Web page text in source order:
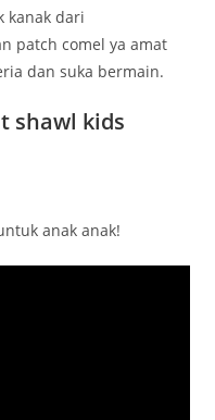
kanak dari
patch comel ya amat
dan suka bermain.
shawl kids
anak anak!